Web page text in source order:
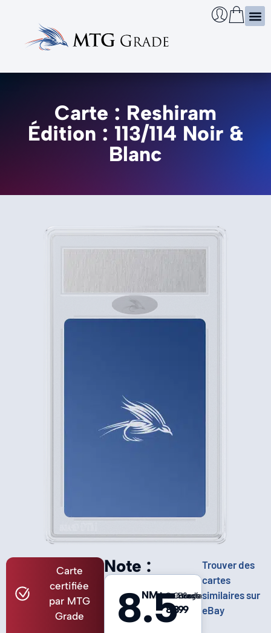
Carte : Reshiram
Édition : 113/114 Noir &
Blanc
Carte
certifiée
par MTG
Grade
Note :
8.5
NM+Centrage
8
Coins
8
Bords
9
Surface
9
Trouver des
cartes
similaires sur
eBay